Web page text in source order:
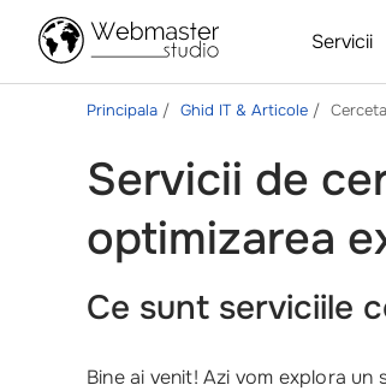
Servicii
Principala Ghid IT & Articole
Servicii de
optimizarea
Ce sunt serviciile
Bine ai venit! Azi vom explora